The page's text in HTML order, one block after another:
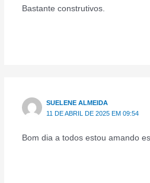
Bastante construtivos.
SUELENE ALMEIDA
11 DE ABRIL DE 2025 EM 09:54
Bom dia a todos estou amando